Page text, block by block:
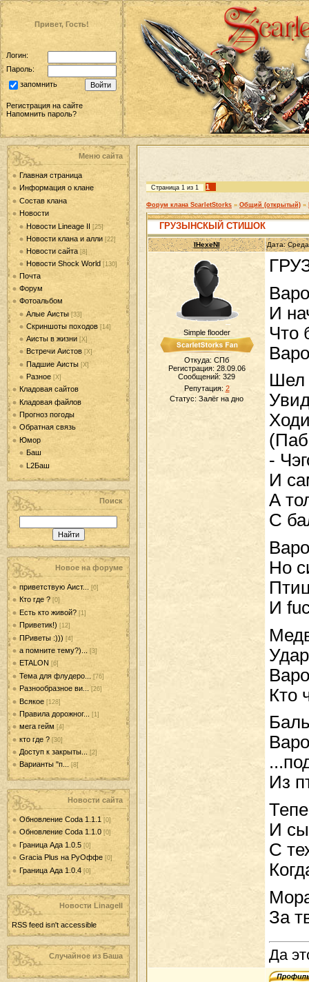
Привет, Гость!
Логин:
Пароль:
запомнить
Регистрация на сайте
Напомнить пароль?
Меню сайта
Главная страница
Информация о клане
Состав клана
Новости
Новости Lineage II [25]
Новости клана и алли [22]
Новости сайта [8]
Новости Shock World [130]
Почта
Форум
Фотоальбом
Алые Аисты [33]
Скриншоты походов [14]
Аисты в жизни [Х]
Встречи Аистов [Х]
Падшие Аисты [Х]
Разное [Х]
Кладовая сайтов
Кладовая файлов
Прогноз погоды
Обратная связь
Юмор
Баш
L2Баш
Поиск
Новое на форуме
приветствую Аист... [0]
Кто где ? [0]
Есть кто живой? [1]
Приветик!) [12]
ПРиветы :))) [4]
а помните тему?)... [3]
ETALON [6]
Тема для флудеро... [76]
Разнообразное ви... [26]
Всякое [128]
Правила дорожног... [1]
мега гейм [4]
кто где ? [30]
Доступ к закрыты... [2]
Варианты "п... [8]
Новости сайта
Обновление Coda 1.1.1 [0]
Обновление Coda 1.1.0 [0]
Граница Ада 1.0.5 [0]
Gracia Plus на РуОффе [0]
Граница Ада 1.0.4 [0]
Новости LinageII
RSS feed isn't accessible
Случайное из Баша
Страница 1 из 1 1
Форум клана ScarletStorks » Общий (открытый) »
ГРУЗЫНСКЫЙ СТИШОК
IHexeNI Дата:
Simple flooder
Откуда: СПб
Регистрация: 28.09.06
Сообщений: 329
Репутация: 2
Статус: Залёг на дно
И
Что
Шел
-
И
А
С
Но
И
Кто
Из
И
С
За
Да